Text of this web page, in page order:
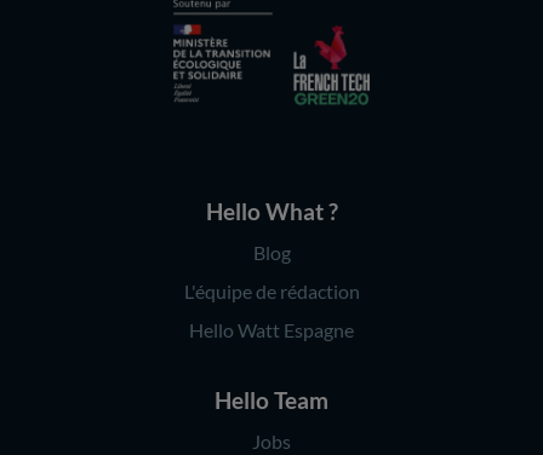
Hello What ?
Blog
L'équipe de rédaction
Hello Watt Espagne
Hello Team
Jobs